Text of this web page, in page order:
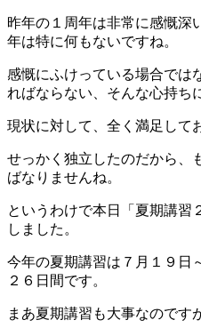
:
昨年の１周年は非常に感慨深
年は特に何もないですね。
感慨にふけっている場合では
ればならない、そんな心持ち
現状に対して、全く満足して
せっかく独立したのだから、
ばなりませんね。
というわけで本日「夏期講習
しました。
今年の夏期講習は７月１９日
２６日間です。
まあ夏期講習も大事なのです